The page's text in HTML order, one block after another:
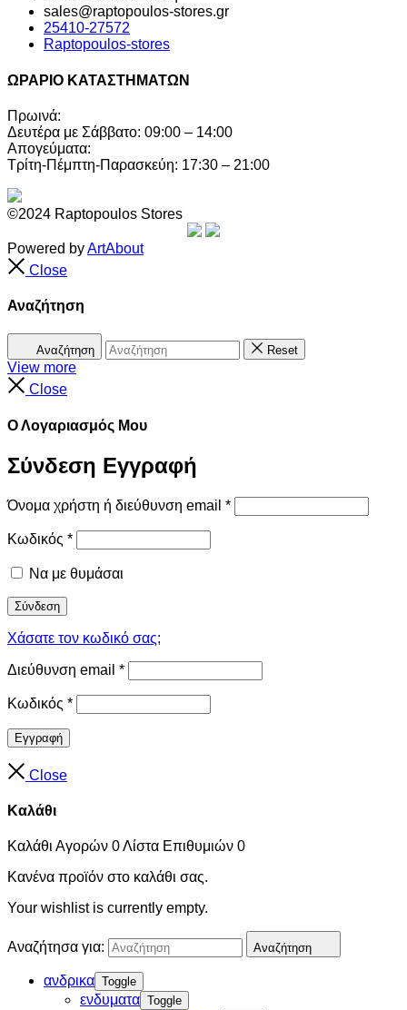
sales@raptopoulos-stores.gr
25410-27572
Raptopoulos-stores
ΩΡΑΡΙΟ ΚΑΤΑΣΤΗΜΑΤΩΝ
Πρωινά:
Δευτέρα με Σάββατο: 09:00 – 14:00
Απογεύματα:
Τρίτη-Πέμπτη-Παρασκεύη: 17:30 – 21:00
©2024 Raptopoulos Stores
Powered byArtAbout
Close
Αναζήτηση
Αναζήτηση Reset
View more
Close
Ο Λογαριασμός Μου
Σύνδεση Εγγραφή
Όνομα χρήστη ή διεύθυνση email *
Κωδικός *
Να με θυμάσαι
Σύνδεση
Χάσατε τον κωδικό σας;
Διεύθυνση email *
Κωδικός *
Εγγραφή
Close
Καλάθι
Καλάθι Αγορών 0Λίστα Επιθυμιών 0
Κανένα προϊόν στο καλάθι σας.
Your wishlist is currently empty.
Αναζήτησα για: Αναζήτηση
ανδρικα Toggle
ενδυματα Toggle